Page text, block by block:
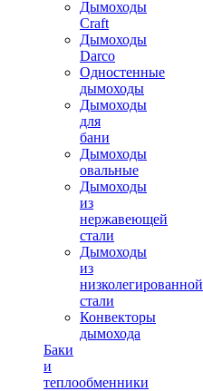
Дымоходы
Craft
Дымоходы
Darco
Одностенные
дымоходы
Дымоходы
для
бани
Дымоходы
овальные
Дымоходы
из
нержавеющей
стали
Дымоходы
из
низколегированной
стали
Конвекторы
дымохода
Баки
и
теплообменники